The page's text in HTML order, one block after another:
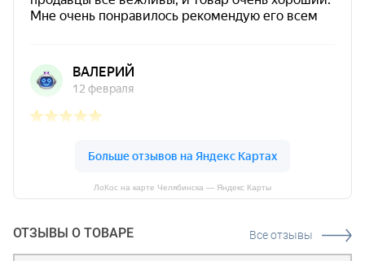
ЛоКос на карте Челябинска — Яндекс Карты
ОТЗЫВЫ О ТОВАРЕ Все отзывы